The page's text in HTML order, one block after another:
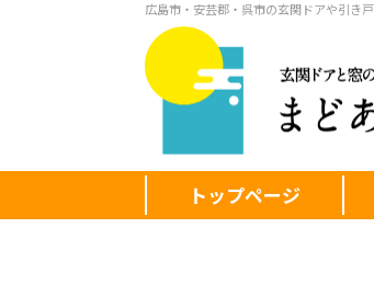
広島市・安芸郡・呉市の玄関ドアや引き
トップページ